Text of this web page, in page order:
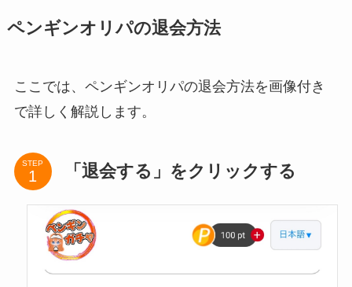
ペンギンオリパの退会方法
ここでは、ペンギンオリパの退会方法を画像付き
で詳しく解説します。
STEP 「退会する」をクリックする